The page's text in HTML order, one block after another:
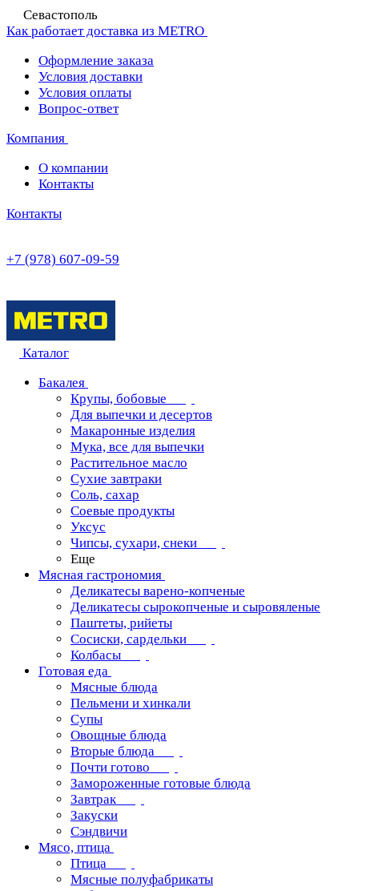
Севастополь
Как работает доставка из METRO
Оформление заказа
Условия доставки
Условия оплаты
Вопрос-ответ
Компания
О компании
Контакты
Контакты
+7 (978) 607-09-59
Каталог
Бакалея
Крупы, бобовые
Для выпечки и десертов
Макаронные изделия
Мука, все для выпечки
Растительное масло
Сухие завтраки
Соль, сахар
Соевые продукты
Уксус
Чипсы, сухари, снеки
Еще
Мясная гастрономия
Деликатесы варено-копченые
Деликатесы сырокопченые и сыровяленые
Паштеты, рийеты
Сосиски, сардельки
Колбасы
Готовая еда
Мясные блюда
Пельмени и хинкали
Супы
Овощные блюда
Вторые блюда
Почти готово
Замороженные готовые блюда
Завтрак
Закуски
Сэндвичи
Мясо, птица
Птица
Мясные полуфабрикаты